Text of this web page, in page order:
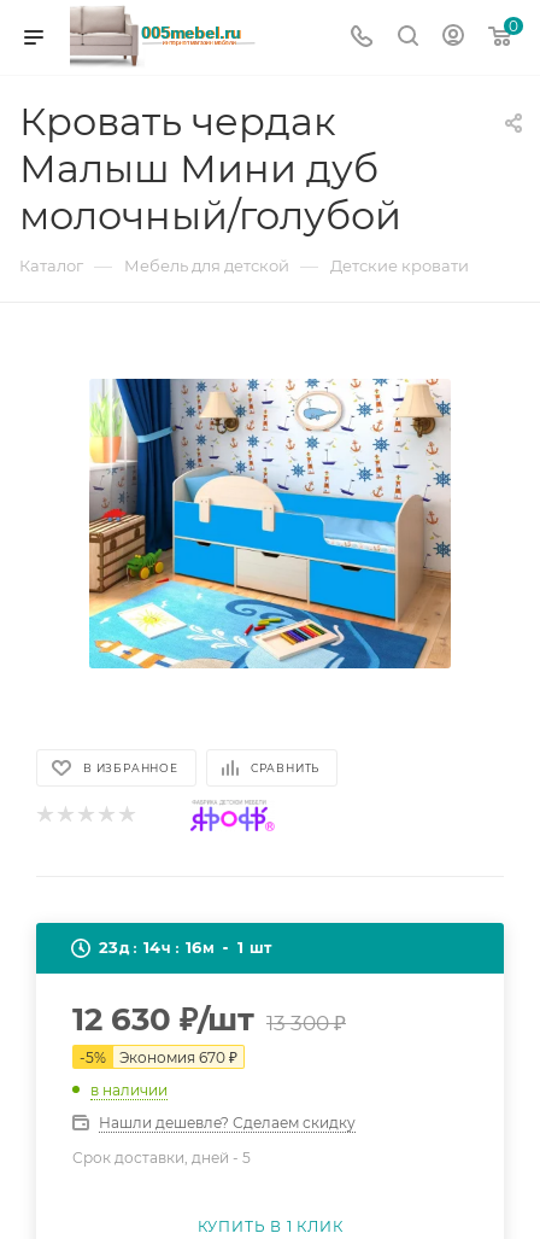
0
Кровать чердак
Малыш Мини дуб
молочный/голубой
Каталог — Мебель для детской — Детские кровати
В ИЗБРАННОЕ СРАВНИТЬ
23д 14ч 16м 1 шт
12 630 ₽/шт 13 300₽
-5% Экономия 670 ₽
в наличии
Нашли дешевле? Сделаем скидку
Срок доставки, дней - 5
КУПИТЬ В 1 КЛИК